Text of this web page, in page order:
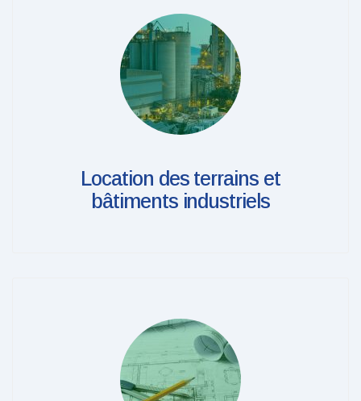
Location des terrains et
bâtiments industriels